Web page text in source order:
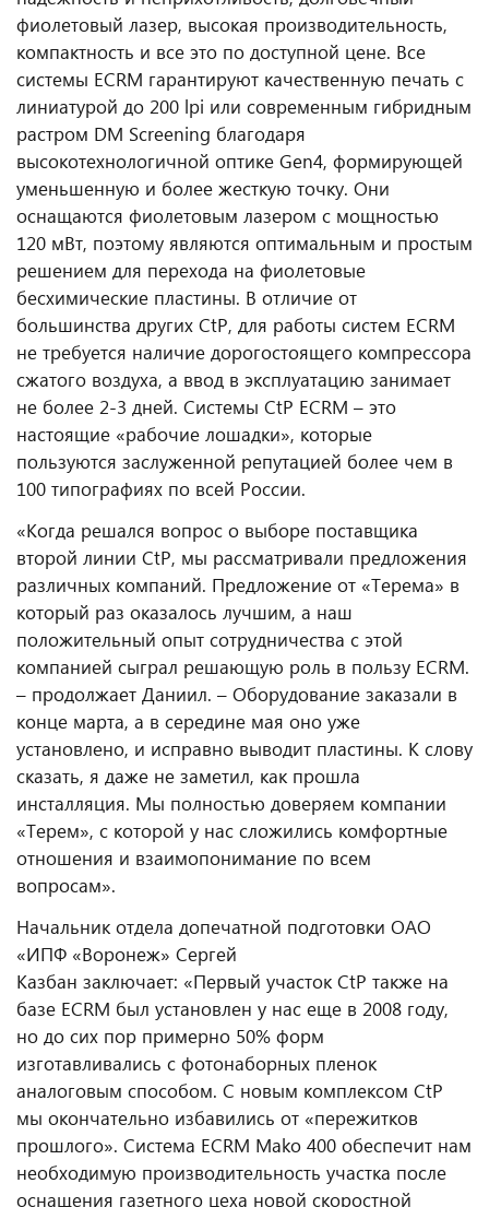
фиолетовый лазер, высокая производительность,
компактность и все это по доступной цене. Все
системы ECRM гарантируют качественную печать с
линиатурой до 200 lpi или современным гибридным
растром DM Screening благодаря
высокотехнологичной оптике Gen4, формирующей
уменьшенную и более жесткую точку. Они
оснащаются фиолетовым лазером с мощностью
120 мВт, поэтому являются оптимальным и простым
решением для перехода на фиолетовые
бесхимические пластины. В отличие от
большинства других CtP, для работы систем ECRM
не требуется наличие дорогостоящего компрессора
сжатого воздуха, а ввод в эксплуатацию занимает
не более 2-3 дней. Системы CtP ECRM – это
настоящие «рабочие лошадки», которые
пользуются заслуженной репутацией более чем в
100 типографиях по всей России.
«Когда решался вопрос о выборе поставщика
второй линии CtP, мы рассматривали предложения
различных компаний. Предложение от «Терема» в
который раз оказалось лучшим, а наш
положительный опыт сотрудничества с этой
компанией сыграл решающую роль в пользу ECRM.
– продолжает Даниил. – Оборудование заказали в
конце марта, а в середине мая оно уже
установлено, и исправно выводит пластины. К слову
сказать, я даже не заметил, как прошла
инсталляция. Мы полностью доверяем компании
«Терем», с которой у нас сложились комфортные
отношения и взаимопонимание по всем
вопросам».
Начальник отдела допечатной подготовки ОАО
«ИПФ «Воронеж» Сергей
Казбан заключает: «Первый участок CtP также на
базе ECRM был установлен у нас еще в 2008 году,
но до сих пор примерно 50% форм
изготавливались с фотонаборных пленок
аналоговым способом. С новым комплексом CtP
мы окончательно избавились от «пережитков
прошлого». Система ECRM Mako 400 обеспечит нам
необходимую производительность участка после
оснащения газетного цеха новой скоростной